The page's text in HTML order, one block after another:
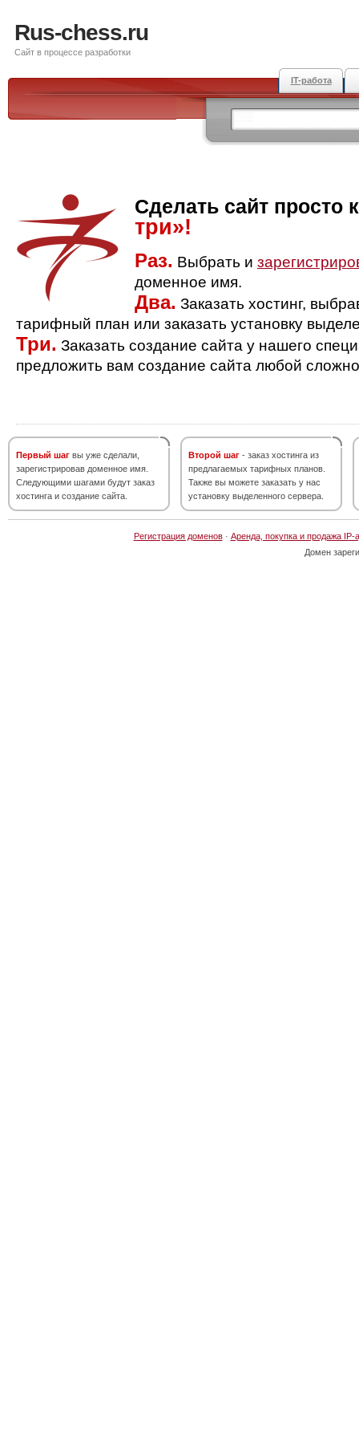
Rus-chess.ru
Сайт в процессе разработки
IT-работа
Сделать сайт просто
три»!
Раз. Выбрать и
доменное имя.
Два. Заказать хостинг,
тарифный план или заказать установку
Три. Заказать создание сайта у нашего
предложить вам создание сайта любой
Первый шаг вы уже сделали,
зарегистрировав доменное имя.
Следующими шагами будут заказ
хостинга и создание сайта.
Второй шаг - заказ хостинга из
предлагаемых тарифных планов.
Также вы можете заказать у нас
установку выделенного сервера.
Регистрация доменов· Аренда, покупка и продажа IP-
Домен